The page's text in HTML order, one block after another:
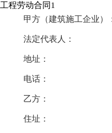
工程劳动合同1
甲方（建筑施工企业）
法定代表人：
地址：
电话：
乙方：
住址：